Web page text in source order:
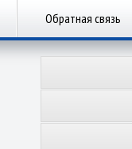
Обратная связь